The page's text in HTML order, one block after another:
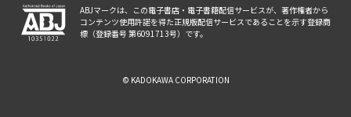
ABJマークは、この電子書店・電子書籍配信サービスが、著作権者から
コンテンツ使用許諾を得た正規版配信サービスであることを示す登録商
標（登録番号 第6091713号）です。
© KADOKAWA CORPORATION